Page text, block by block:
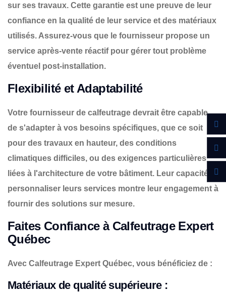
sur ses travaux. Cette garantie est une preuve de leur
confiance en la qualité de leur service et des matériaux
utilisés. Assurez-vous que le fournisseur propose un
service après-vente réactif pour gérer tout problème
éventuel post-installation.
Flexibilité et Adaptabilité
Votre fournisseur de calfeutrage devrait être capable
de s'adapter à vos besoins spécifiques, que ce soit
pour des travaux en hauteur, des conditions
climatiques difficiles, ou des exigences particulières
liées à l'architecture de votre bâtiment. Leur capacité à
personnaliser leurs services montre leur engagement à
fournir des solutions sur mesure.
Faites Confiance à Calfeutrage Expert
Québec
Avec Calfeutrage Expert Québec, vous bénéficiez de :
Matériaux de qualité supérieure :